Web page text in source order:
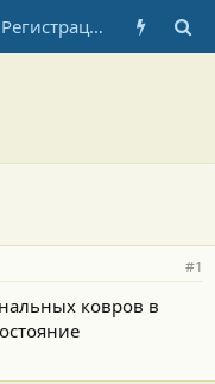
Регистрация
#1
ковров в